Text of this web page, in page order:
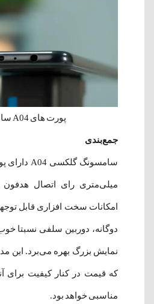
پورت های A04 سامسونگ
جمع‌بندی
میلی‌متری رای اتصال
امکانات سخت افزاری قابل
دوگانه، دوربین سلفی نسبتا
نمایش بزرگ بهره می‌برد. این
که قیمت در کنار کیفیت برای
مناسبی خواهد بود.